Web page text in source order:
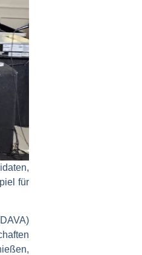
für